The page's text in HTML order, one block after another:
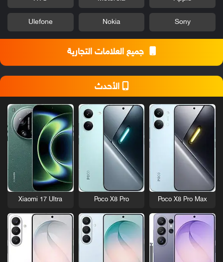
Sony
Nokia
Ulefone
جميع العلامات التجارية
الأحدث
Poco X8 Pro Max
Poco X8 Pro
Xiaomi 17 Ultra